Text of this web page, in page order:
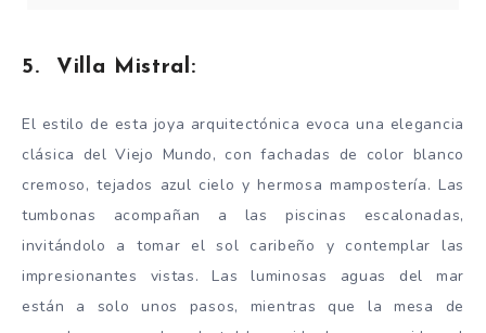
5. Villa Mistral:
El estilo de esta joya arquitectónica evoca una elegancia
clásica del Viejo Mundo, con fachadas de color blanco
cremoso, tejados azul cielo y hermosa mampostería. Las
tumbonas acompañan a las piscinas escalonadas,
invitándolo a tomar el sol caribeño y contemplar las
impresionantes vistas. Las luminosas aguas del mar
están a solo unos pasos, mientras que la mesa de